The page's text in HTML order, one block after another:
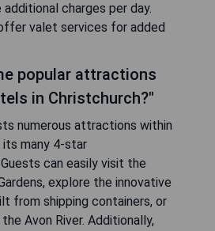
charges per day.
valet services for added
popular attractions
in Christchurch?"
numerous attractions within
many 4-star
can easily visit the
explore the innovative
from shipping containers, or
Avon River. Additionally,